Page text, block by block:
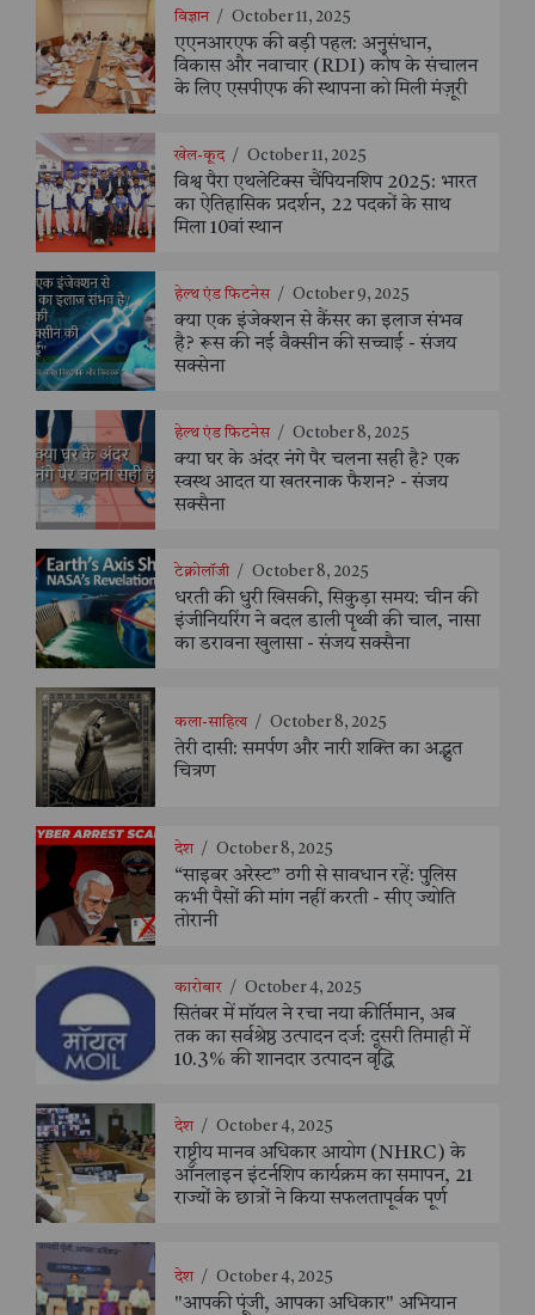
विज्ञान / October 11, 2025
एएनआरएफ की बड़ी पहल: अनुसंधान,
विकास और नवाचार (RDI) कोष के संचालन
के लिए एसपीएफ की स्थापना को मिली मंज़ूरी
खेल-कूद / October 11, 2025
विश्व पैरा एथलेटिक्स चैंपियनशिप 2025: भारत
का ऐतिहासिक प्रदर्शन, 22 पदकों के साथ
मिला 10वां स्थान
हेल्थ एंड फिटनेस / October 9, 2025
क्या एक इंजेक्शन से कैंसर का इलाज संभव
है? रूस की नई वैक्सीन की सच्चाई - संजय
सक्सेना
हेल्थ एंड फिटनेस / October 8, 2025
क्या घर के अंदर नंगे पैर चलना सही है? एक
स्वस्थ आदत या खतरनाक फैशन? - संजय
सक्सैना
टेक्नोलॉजी / October 8, 2025
धरती की धुरी खिसकी, सिकुड़ा समय: चीन की
इंजीनियरिंग ने बदल डाली पृथ्वी की चाल, नासा
का डरावना खुलासा - संजय सक्सैना
कला-साहित्य / October 8, 2025
तेरी दासी: समर्पण और नारी शक्ति का अद्भुत
चित्रण
देश / October 8, 2025
“साइबर अरेस्ट” ठगी से सावधान रहें: पुलिस
कभी पैसों की मांग नहीं करती - सीए ज्योति
तोरानी
कारोबार / October 4, 2025
सितंबर में मॉयल ने रचा नया कीर्तिमान, अब
तक का सर्वश्रेष्ठ उत्पादन दर्ज: दूसरी तिमाही में
10.3% की शानदार उत्पादन वृद्धि
देश / October 4, 2025
राष्ट्रीय मानव अधिकार आयोग (NHRC) के
ऑनलाइन इंटर्नशिप कार्यक्रम का समापन, 21
राज्यों के छात्रों ने किया सफलतापूर्वक पूर्ण
देश / October 4, 2025
"आपकी पूंजी, आपका अधिकार" अभियान